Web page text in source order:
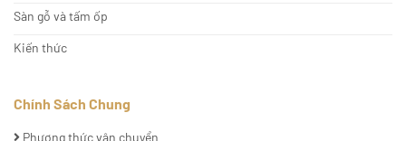
Sàn gỗ và tấm ốp
Kiến thức
Chính Sách Chung
Phương thức vận chuyển